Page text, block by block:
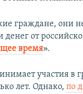
граждане, они
денег от
время».
участия в
лет. Однако,по